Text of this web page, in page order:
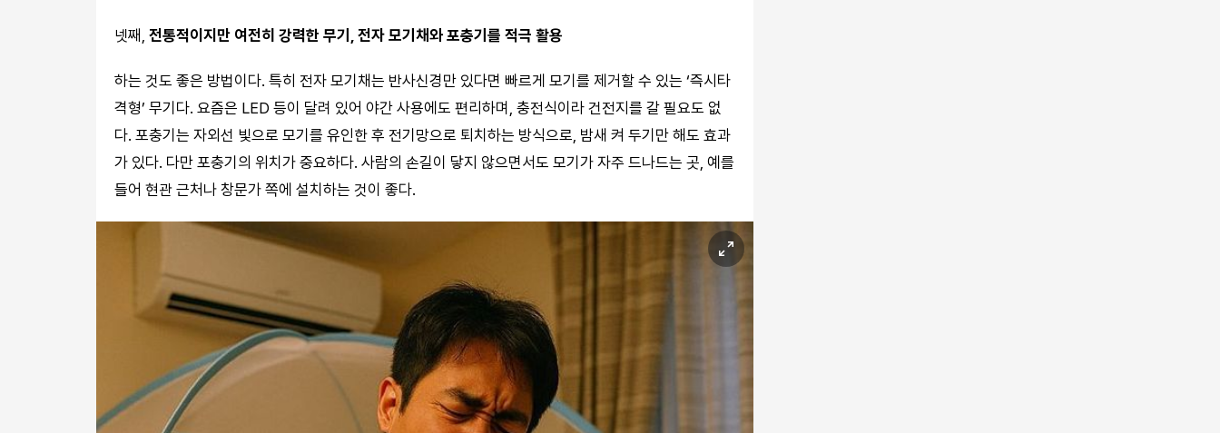
넷째, 전통적이지만 여전히 강력한 무기, 전자 모기채와 포충기를 적극 활용
하는 것도 좋은 방법이다. 특히 전자 모기채는 반사신경만 있다면 빠르게 모기를 제거할 수 있는 ‘즉시타
격형’ 무기다. 요즘은 LED 등이 달려 있어 야간 사용에도 편리하며, 충전식이라 건전지를 갈 필요도 없
다. 포충기는 자외선 빛으로 모기를 유인한 후 전기망으로 퇴치하는 방식으로, 밤새 켜 두기만 해도 효과
가 있다. 다만 포충기의 위치가 중요하다. 사람의 손길이 닿지 않으면서도 모기가 자주 드나드는 곳, 예를
들어 현관 근처나 창문가 쪽에 설치하는 것이 좋다.